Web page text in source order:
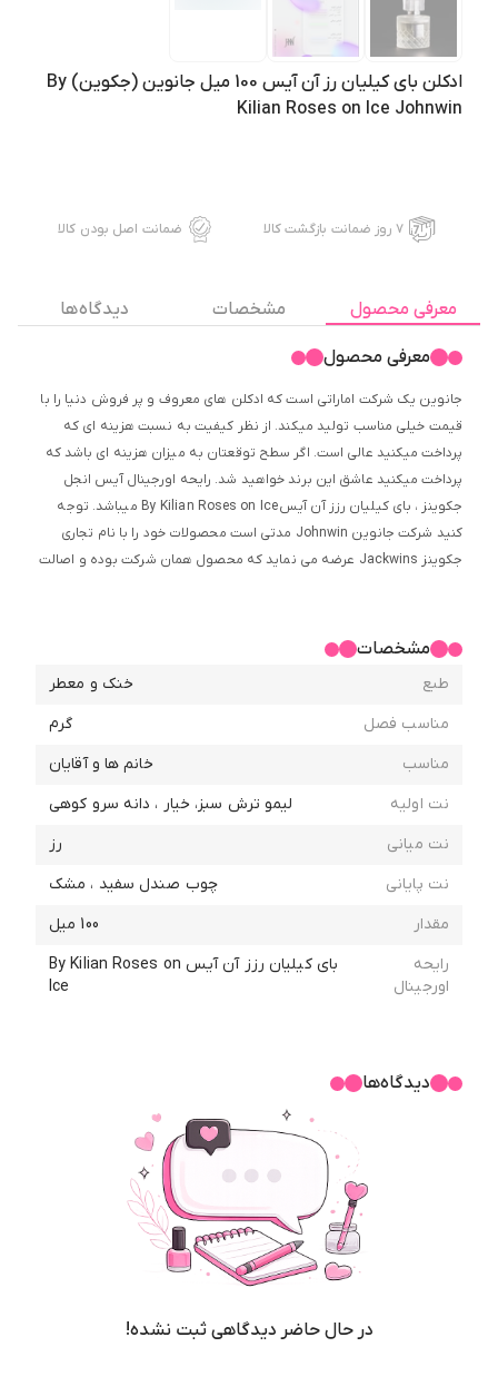
ادکلن بای کیلیان رز آن آیس 100 میل جانوین (جکوین) By
Kilian Roses on Ice Johnwin
۷ روز ضمانت بازگشت کالا ضمانت اصل بودن کالا
معرفی محصول مشخصات دیدگاه ها
معرفی محصول
جانوین یک شرکت اماراتی است که ادکلن های معروف و پر فروش دنیا را با
قیمت خیلی مناسب تولید میکند. از نظر کیفیت به نسبت هزینه ای که
پرداخت میکنید عالی است. اگر سطح توقعتان به میزان هزینه ای باشد که
پرداخت میکنید عاشق این برند خواهید شد. رایحه اورجینال آیس انجل
جکوینز ، بای کیلیان رزز آن آیس By Kilian Roses on Ice میباشد. توجه
کنید شرکت جانوین Johnwin مدتی است محصولات خود را با نام تجاری
جکوینز Jackwins عرضه می نماید که محصول همان شرکت بوده و اصالت
معنای مغایرت محصول ارسالی با تصویر در سایت نمی باشد و شامل شرایط
مشخصات
طبع
خنک و معطر
مناسب فصل
گرم
مناسب
خانم ها و آقایان
نت اولیه
لیمو ترش سبز، خیار ، دانه سرو کوهی
نت میانی
رز
نت پایانی
چوب صندل سفید ، مشک
مقدار
100 میل
رایحه
اورجینال
بای کیلیان رزز آن آیس By Kilian Roses on
Ice
دیدگاه‌ها
در حال حاضر دیدگاهی ثبت نشده!